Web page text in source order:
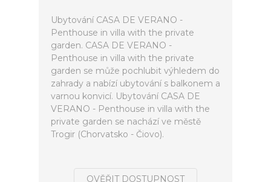
Ubytování CASA DE VERANO -
Penthouse in villa with the private
garden. CASA DE VERANO -
Penthouse in villa with the private
garden se může pochlubit výhledem do
zahrady a nabízí ubytování s balkonem a
varnou konvicí. Ubytování CASA DE
VERANO - Penthouse in villa with the
private garden se nachází ve městě
Trogir (Chorvatsko - Čiovo).
OVĚŘIT DOSTUPNOST